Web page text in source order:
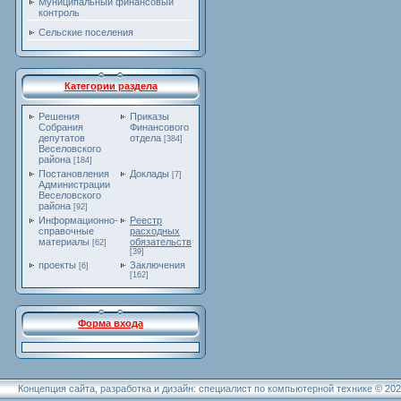
контроль
Сельские поселения
Категории раздела
Решения
Собрания
депутатов
Веселовского
района [184]
Приказы
Финансового
отдела [384]
Постановления
Администрации
Веселовского
района [92]
Доклады [7]
Информационно-
справочные
материалы [62]
Реестр
расходных
обязательств
[39]
проекты [6] Заключения
[162]
Форма входа
Концепция сайта, разработка и дизайн: специалист по компьютерной технике ©